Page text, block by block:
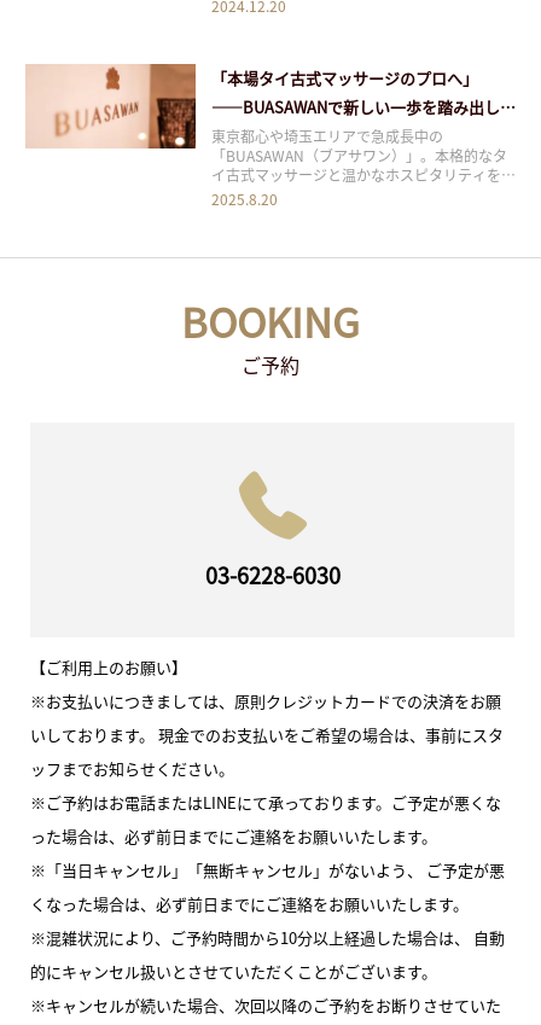
2024.12.20
「本場タイ古式マッサージのプロへ」
――BUASAWANで新しい一歩を踏み出しま
せんか？
東京都心や埼玉エリアで急成長中の
「BUASAWAN（ブアサワン）」。本格的なタ
イ古式マッサージと温かなホスピタリティを強
みとして、多くのお客様から高いご支持をいた
2025.8.20
BOOKING
ご予約
03-6228-6030
【ご利用上のお願い】
※お支払いにつきましては、原則クレジットカードでの決済をお願
いしております。 現金でのお支払いをご希望の場合は、事前にスタ
ッフまでお知らせください。
※ご予約はお電話またはLINEにて承っております。ご予定が悪くな
った場合は、必ず前日までにご連絡をお願いいたします。
※「当日キャンセル」「無断キャンセル」がないよう、 ご予定が悪
くなった場合は、必ず前日までにご連絡をお願いいたします。
※混雑状況により、ご予約時間から10分以上経過した場合は、 自動
的にキャンセル扱いとさせていただくことがございます。
※キャンセルが続いた場合、次回以降のご予約をお断りさせていた